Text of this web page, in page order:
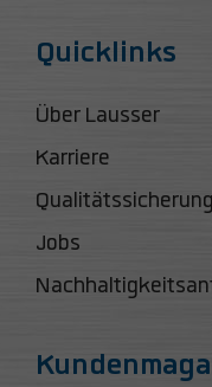
Quicklinks
Über Lausser
Karriere
Qualitätssicherung
Jobs